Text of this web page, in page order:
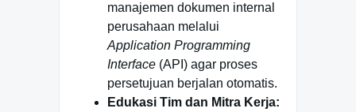
manajemen dokumen internal
perusahaan melalui
Application Programming
Interface (API) agar proses
persetujuan berjalan otomatis.
Edukasi Tim dan Mitra Kerja: